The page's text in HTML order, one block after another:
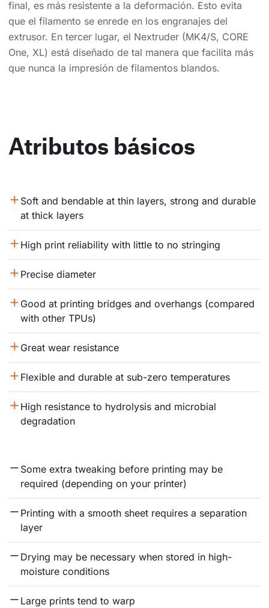
final, es más resistente a la deformación. Esto evita
que el filamento se enrede en los engranajes del
extrusor. En tercer lugar, el Nextruder (MK4/S, CORE
One, XL) está diseñado de tal manera que facilita más
que nunca la impresión de filamentos blandos.
Atributos básicos
Soft and bendable at thin layers, strong and durable
at thick layers
High print reliability with little to no stringing
Precise diameter
Good at printing bridges and overhangs (compared
with other TPUs)
Great wear resistance
Flexible and durable at sub-zero temperatures
High resistance to hydrolysis and microbial
degradation
Some extra tweaking before printing may be
required (depending on your printer)
Printing with a smooth sheet requires a separation
layer
Drying may be necessary when stored in high-
moisture conditions
Large prints tend to warp